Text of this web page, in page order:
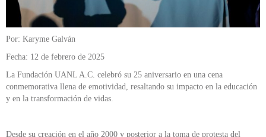
Por: Karyme Galván
Fecha: 12 de febrero de 2025
La Fundación UANL A.C. celebró su 25 aniversario en una cena
conmemorativa llena de emotividad, resaltando su impacto en la educación
y en la transformación de vidas.
Desde su creación en el año 2000 y posterior a la toma de protesta del